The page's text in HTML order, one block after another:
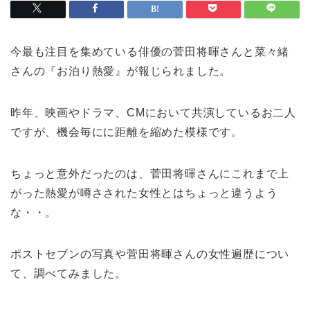
今最も注目を集めている俳優の菅田将暉さんと菜々緒
さんの『お泊り熱愛』が報じられました。
昨年、映画やドラマ、CMにおいて共演しているお二人
ですが、機会毎にに距離を縮めた模様です。
ちょっと意外だったのは、菅田将暉さんにこれまで上
がった熱愛が噂さされた女性とはちょっと違うよう
な・・。
ポストセブンの写真や菅田将暉さんの女性遍歴につい
て、調べてみました。